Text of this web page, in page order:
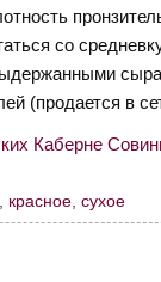
со
(продается в
красное ,сухое